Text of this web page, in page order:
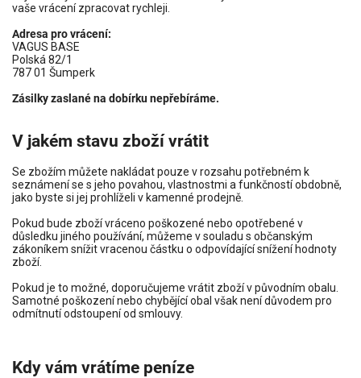
vaše vrácení zpracovat rychleji.
Adresa pro vrácení:
VAGUS BASE
Polská 82/1
787 01 Šumperk
Zásilky zaslané na dobírku nepřebíráme.
V jakém stavu zboží vrátit
Se zbožím můžete nakládat pouze v rozsahu potřebném k
seznámení se s jeho povahou, vlastnostmi a funkčností obdobně,
jako byste si jej prohlíželi v kamenné prodejně.
Pokud bude zboží vráceno poškozené nebo opotřebené v
důsledku jiného používání, můžeme v souladu s občanským
zákoníkem snížit vracenou částku o odpovídající snížení hodnoty
zboží.
Pokud je to možné, doporučujeme vrátit zboží v původním obalu.
Samotné poškození nebo chybějící obal však není důvodem pro
odmítnutí odstoupení od smlouvy.
Kdy vám vrátíme peníze